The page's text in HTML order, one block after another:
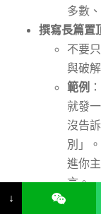
多數
撰寫長篇置
不要
與破
範例
就發
沒告
別」
進你
言。
↓